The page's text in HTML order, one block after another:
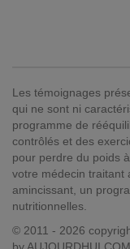
Les témoignages
qui ne sont ni
programme de
contrôlés et des
pour perdre du poids
votre médecin traitant
amincissant, un
nutritionnelles.
© 2011 - 2026